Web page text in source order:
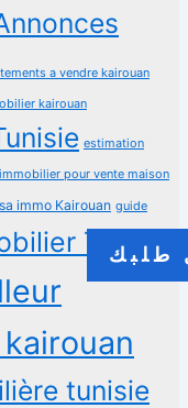
طلبك
a vendre kairouan
kairouan
estimation
pour vente maison
immo Kairouan guide
Tunisie
tunisie